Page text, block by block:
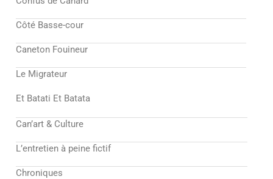
Côté Basse-cour
Caneton Fouineur
Le Migrateur
Et Batati Et Batata
Can’art & Culture
L’entretien à peine fictif
Chroniques